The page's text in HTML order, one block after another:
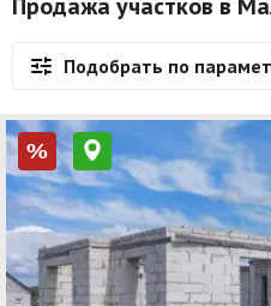
На сутки
Новостройки
Дома/коттеджи/участки
Комерческая
Недвижимость в Малых
Подобрать по
%